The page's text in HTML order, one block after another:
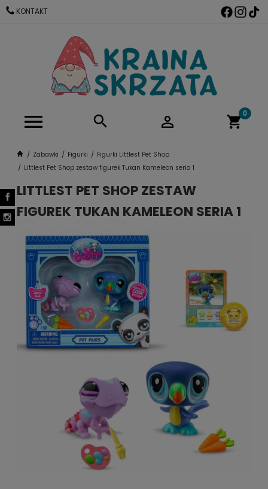
KONTAKT
Zabawki Figurki
Figurki Littlest Pet Shop
Littlest Pet Shop zestaw figurek Tukan Kameleon seria 1
LITTLEST PET SHOP ZESTAW
FIGUREK TUKAN KAMELEON SERIA 1